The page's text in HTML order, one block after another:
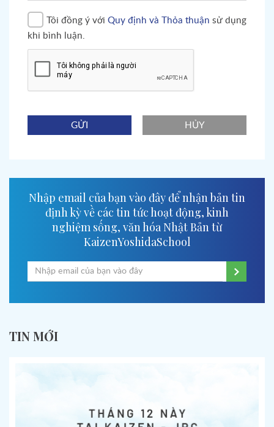
Tôi đồng ý với Quy định và Thỏa thuận sử dụng
khi bình luận.
GỬI HỦY
Nhập email của bạn vào đây để nhận bản tin
định kỳ về các tin tức hoạt động, kinh
nghiệm sống, văn hóa Nhật Bản từ
KaizenYoshidaSchool
TIN MỚI